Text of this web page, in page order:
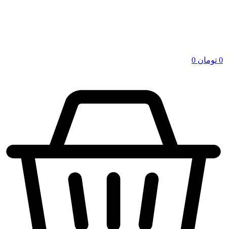
0 تومان 0